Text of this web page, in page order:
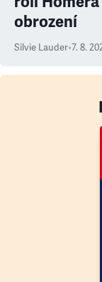
obrození
Silvie Lauder•7. 8.